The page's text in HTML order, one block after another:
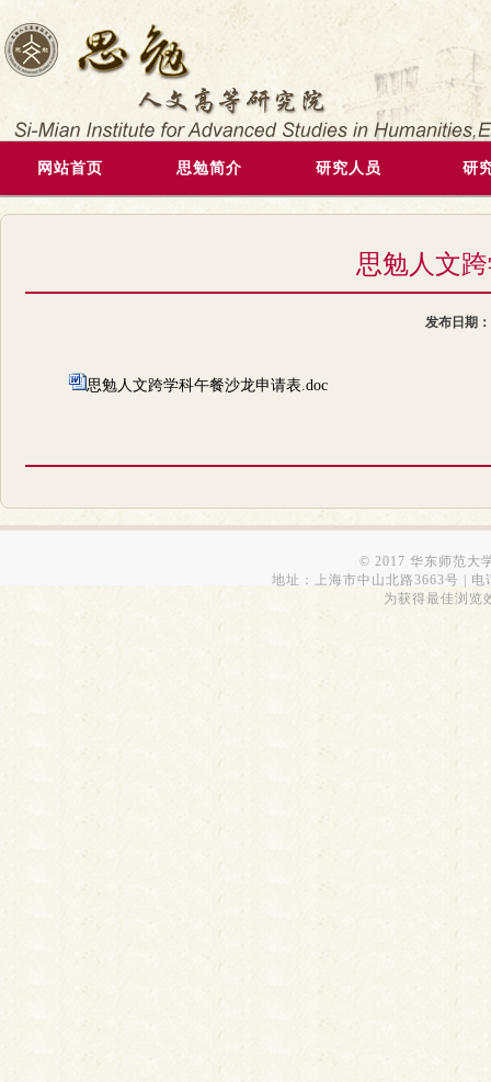
网站首页 思勉简介 研究人员 研
思勉人文
发布日期
思勉人文跨学科午餐沙龙申请表.doc
© 2017 华东师范大
地址：上海市中山北路3663号 | 电
为获得最佳浏览